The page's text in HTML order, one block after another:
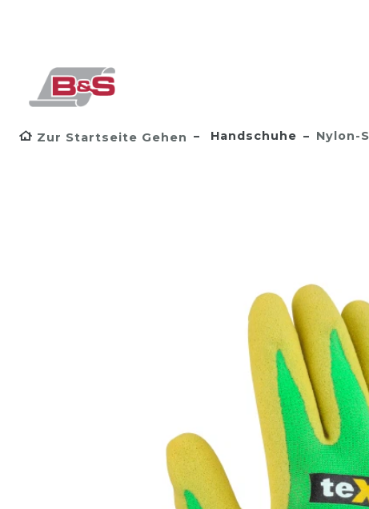
Zur Startseite Gehen Handschuhe Nylon-